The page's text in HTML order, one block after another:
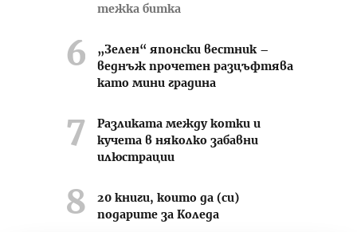
тежка битка
„Зелен“ японски вестник –
веднъж прочетен разцъфтява
като мини градина
Разликата между котки и
кучета в няколко забавни
илюстрации
20 книги, които да (си)
подарите за Коледа